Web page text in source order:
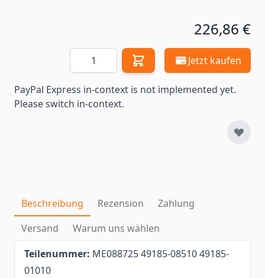
226,86 €
Menge Jetzt kaufen
PayPal Express in-context is not implemented yet.
Please switch in-context.
Beschreibung Rezension
Zahlung
Versand
Warum uns wählen
Teilenummer: ME088725 49185-08510 49185-
01010